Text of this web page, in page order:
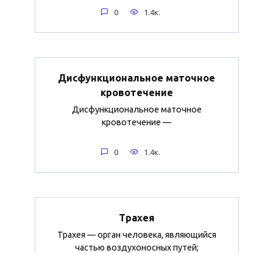
0 1.4к.
Дисфункциональное маточное
кровотечение
Дисфункциональное маточное
кровотечение —
0 1.4к.
Трахея
Трахея — орган человека, являющийся
частью воздухоносных путей;